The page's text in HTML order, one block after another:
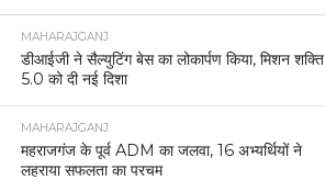
MAHARAJGANJ
डीआईजी ने सैल्युटिंग बेस का लोकार्पण किया, मिशन शक्ति
5.0 को दी नई दिशा
MAHARAJGANJ
महराजगंज के पूर्व ADM का जलवा, 16 अभ्यर्थियों ने
लहराया सफलता का परचम